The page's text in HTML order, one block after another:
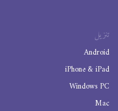
تنزيل
Android
iPhone & iPad
Windows PC
Mac